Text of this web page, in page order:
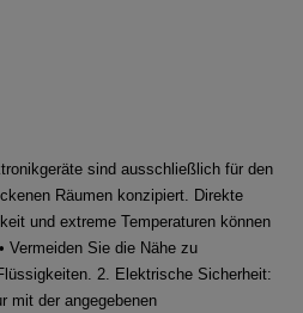
sind ausschließlich für den
Räumen konzipiert. Direkte
und extreme Temperaturen können
Vermeiden Sie die Nähe zu
2. Elektrische Sicherheit:
mit der angegebenen